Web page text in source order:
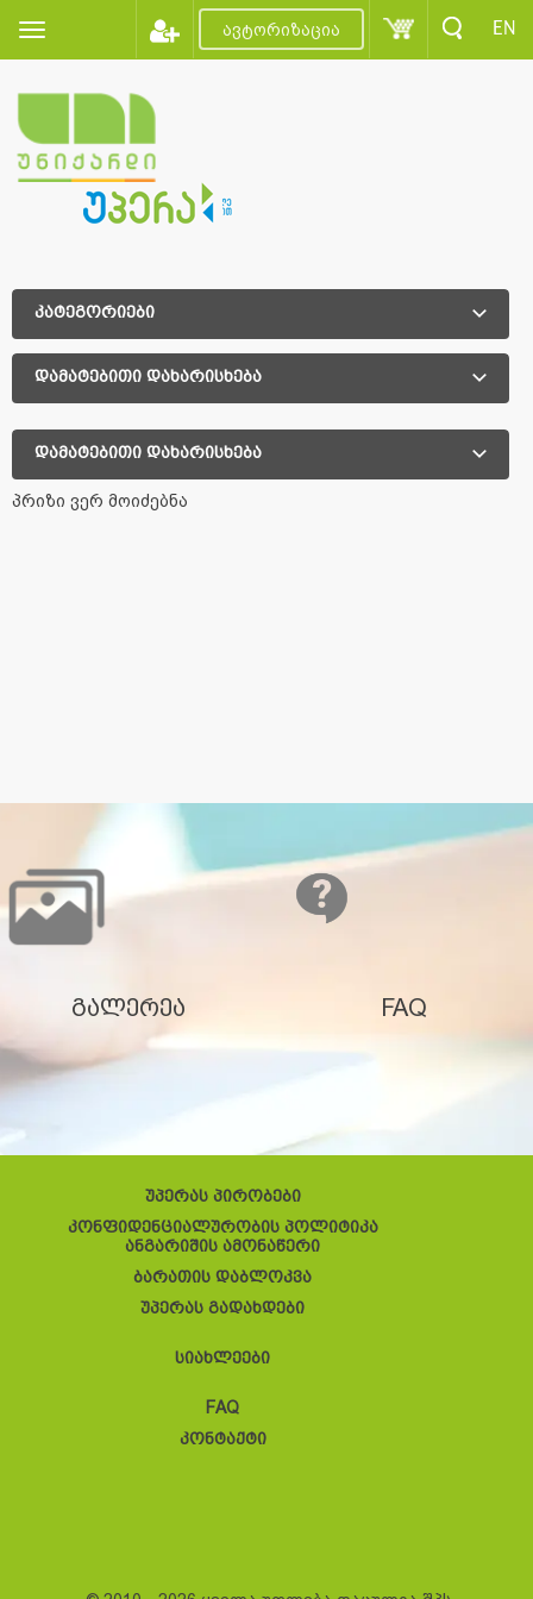
ავტორიზაცია EN
კატეგორიები
დამატებითი დახარისხება
დამატებითი დახარისხება
პრიზი ვერ მოიძებნა
გალერეა FAQ
უპერას პირობები
კონფიდენციალურობის პოლიტიკა
ანგარიშის ამონაწერი
ბარათის დაბლოკვა
უპერას გადახდები
სიახლეები
FAQ
კონტაქტი